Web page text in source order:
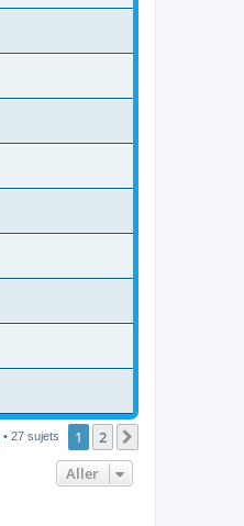
• 27 sujets 1 2
Aller